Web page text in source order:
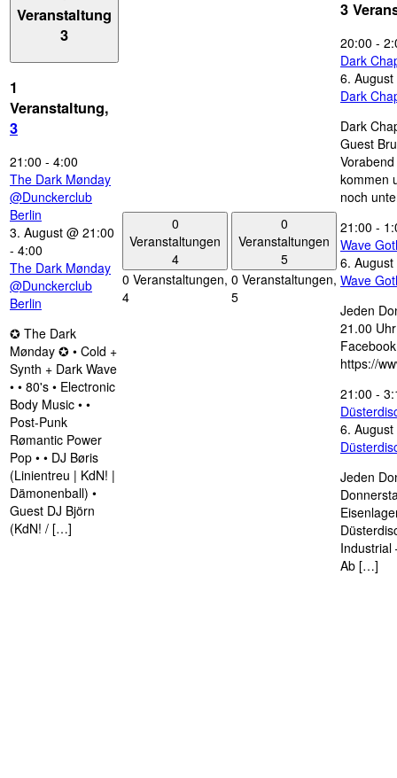
Veranstaltung
3
1
Veranstaltung,
3
21:00 - 4:00
The Dark Mønday
@Dunckerclub
Berlin
3. August @ 21:00
- 4:00
The Dark Mønday
@Dunckerclub
Berlin
✪ The Dark
Mønday ✪ • Cold +
Synth + Dark Wave
• • 80's • Electronic
Body Music • •
Post-Punk
Rømantic Power
Pop • • DJ Børis
(Linientreu | KdN! |
Dämonenball) •
Guest DJ Björn
(KdN! / […]
0
Veranstaltungen
4
0 Veranstaltungen,
4
0
Veranstaltungen
5
0 Veranstaltungen,
5
3
20:00 -
Dark
6.
Dark
Dark
Guest
kommen
noch
21:00 -
Wave
6.
Wave
Jeden
21.00
https://
21:00 -
6.
Jeden
Industrial
Ab […]